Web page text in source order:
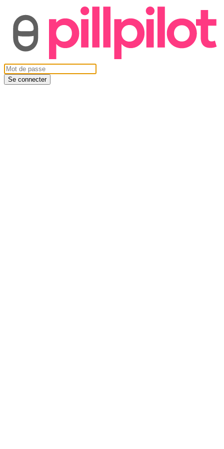
Se connecter